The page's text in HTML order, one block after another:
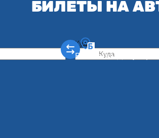
БИЛЕТЫ НА
Куда
Ростов-на-Дону